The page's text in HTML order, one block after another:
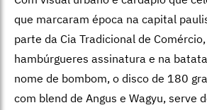
que marcaram época na capital
parte da Cia Tradicional de
hambúrgueres assinatura e na
nome de bombom, o disco de 180
com blend de Angus e Wagyu, serve